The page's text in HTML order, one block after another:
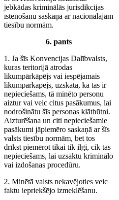
jebkādas kriminālās jurisdikcijas
īstenošanu saskaņā ar nacionālajām
tiesību normām.
6. pants
1. Ja šīs Konvencijas Dalībvalsts,
kuras teritorijā atrodas
likumpārkāpējs vai iespējamais
likumpārkāpējs, uzskata, ka tas ir
nepieciešams, tā minēto personu
aiztur vai veic citus pasākumus, lai
nodrošinātu šīs personas klātbūtni.
Aizturēšana un citi nepieciešamie
pasākumi jāpiemēro saskaņā ar šīs
valsts tiesību normām, bet tos
drīkst piemērot tikai tik ilgi, cik tas
nepieciešams, lai uzsāktu kriminālo
vai izdošanas procedūru.
2. Minētā valsts nekavējoties veic
faktu iepriekšējo izmeklēšanu.